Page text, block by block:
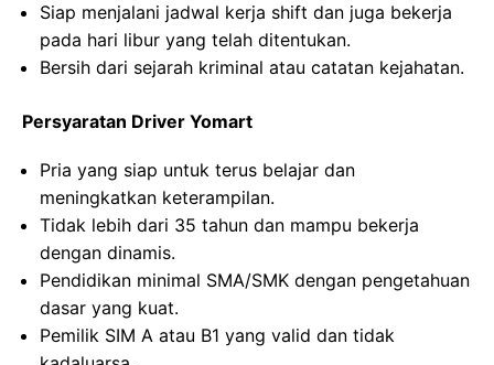
Siap menjalani jadwal kerja shift dan juga bekerja
pada hari libur yang telah ditentukan.
Bersih dari sejarah kriminal atau catatan kejahatan.
Persyaratan Driver Yomart
Pria yang siap untuk terus belajar dan
meningkatkan keterampilan.
Tidak lebih dari 35 tahun dan mampu bekerja
dengan dinamis.
Pendidikan minimal SMA/SMK dengan pengetahuan
dasar yang kuat.
Pemilik SIM A atau B1 yang valid dan tidak